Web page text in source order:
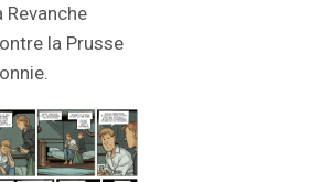
Revanche
la Prusse